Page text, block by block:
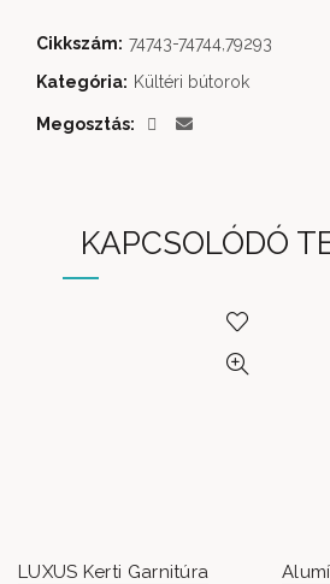
Cikkszám: 74743-74744,79293
Kategória: Kültéri bútorok
Megosztás
KAPCSOLÓDÓ
LUXUS Kerti Garnitúra